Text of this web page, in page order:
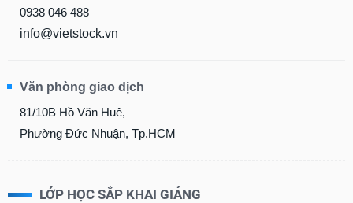
0938 046 488
info@vietstock.vn
Văn phòng giao dịch
81/10B Hồ Văn Huê,
Phường Đức Nhuận, Tp.HCM
LỚP HỌC SẮP KHAI GIẢNG